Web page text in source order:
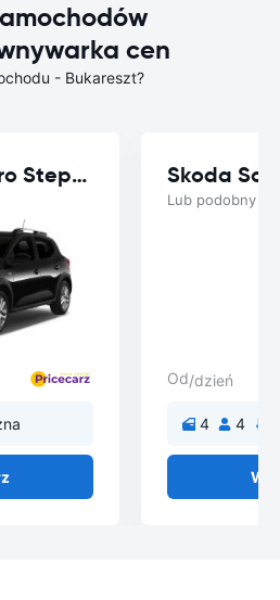
cen
- Bukareszt?
Dacia Sandero Stepway Skoda
Lub podobny
Od/dzień
4 4